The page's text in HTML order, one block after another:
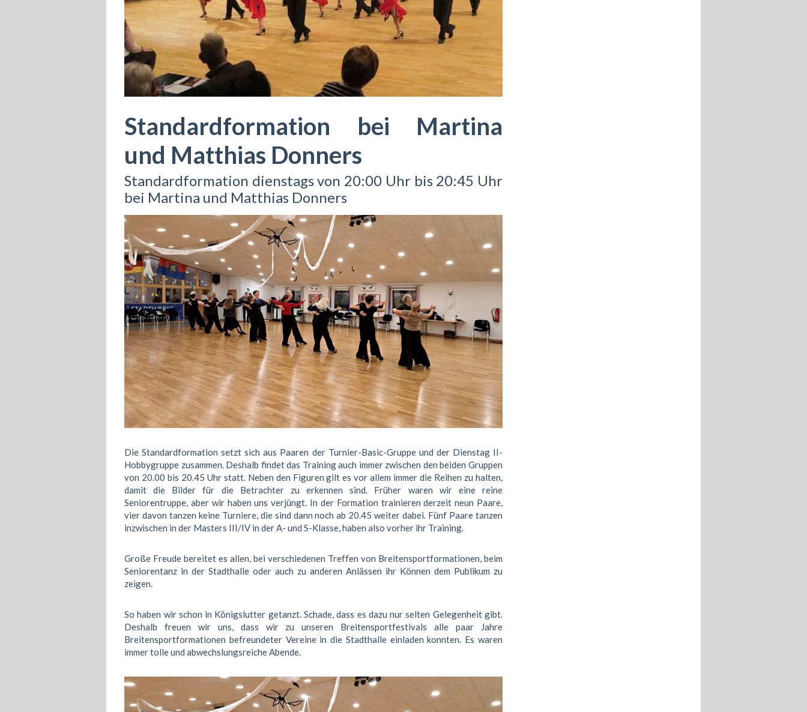
Standardformation bei Martina
und Matthias Donners
Standardformation dienstags von 20:00 Uhr bis 20:45 Uhr
bei Martina und Matthias Donners
Die Standardformation setzt sich aus Paaren der Turnier-Basic-Gruppe und der Dienstag II-
Hobbygruppe zusammen. Deshalb findet das Training auch immer zwischen den beiden Gruppen
von 20.00 bis 20.45 Uhr statt. Neben den Figuren gilt es vor allem immer die Reihen zu halten,
damit die Bilder für die Betrachter zu erkennen sind. Früher waren wir eine reine
Seniorentruppe, aber wir haben uns verjüngt. In der Formation trainieren derzeit neun Paare,
vier davon tanzen keine Turniere, die sind dann noch ab 20.45 weiter dabei. Fünf Paare tanzen
inzwischen in der Masters III/IV in der A- und S-Klasse, haben also vorher ihr Training.
Große Freude bereitet es allen, bei verschiedenen Treffen von Breitensportformationen, beim
Seniorentanz in der Stadthalle oder auch zu anderen Anlässen ihr Können dem Publikum zu
zeigen.
So haben wir schon in Königslutter getanzt. Schade, dass es dazu nur selten Gelegenheit gibt.
Deshalb freuen wir uns, dass wir zu unseren Breitensportfestivals alle paar Jahre
Breitensportformationen befreundeter Vereine in die Stadthalle einladen konnten. Es waren
immer tolle und abwechslungsreiche Abende.